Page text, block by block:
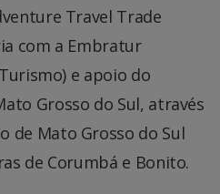
Travel Trade
com a Embratur
e apoio do
Grosso do Sul, através
de Mato Grosso do Sul
de Corumbá e Bonito.